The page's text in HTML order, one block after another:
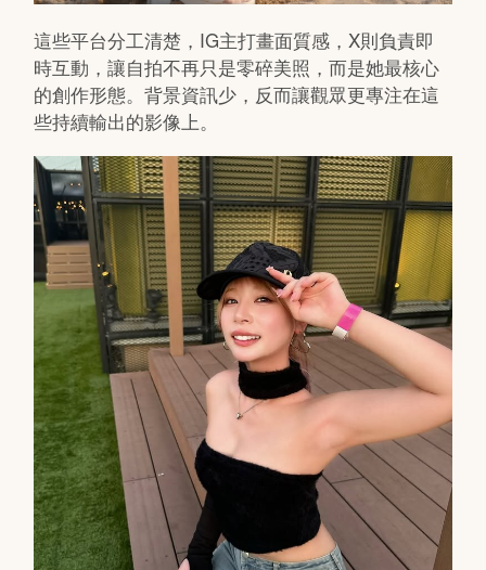
這些平台分工清楚，IG主打畫面質感，X則負責即
時互動，讓自拍不再只是零碎美照，而是她最核心
的創作形態。背景資訊少，反而讓觀眾更專注在這
些持續輸出的影像上。